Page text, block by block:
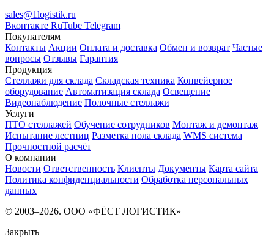
sales@1logistik.ru
Вконтакте RuTube Telegram
Покупателям
Контакты Акции Оплата и доставка Обмен и возврат Частые
вопросы Отзывы Гарантия
Продукция
Стеллажи для склада Складская техника Конвейерное
оборудование Автоматизация склада Освещение
Видеонаблюдение Полочные стеллажи
Услуги
ПТО стеллажей Обучение сотрудников Монтаж и демонтаж
Испытание лестниц Разметка пола склада WMS система
Прочностной расчёт
О компании
Новости Ответственность Клиенты Документы Карта сайта
Политика конфиденциальности Обработка персональных
данных
© 2003–2026. ООО «ФЁСТ ЛОГИСТИК»
Закрыть